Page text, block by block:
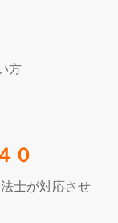
方
０
士が対応させ